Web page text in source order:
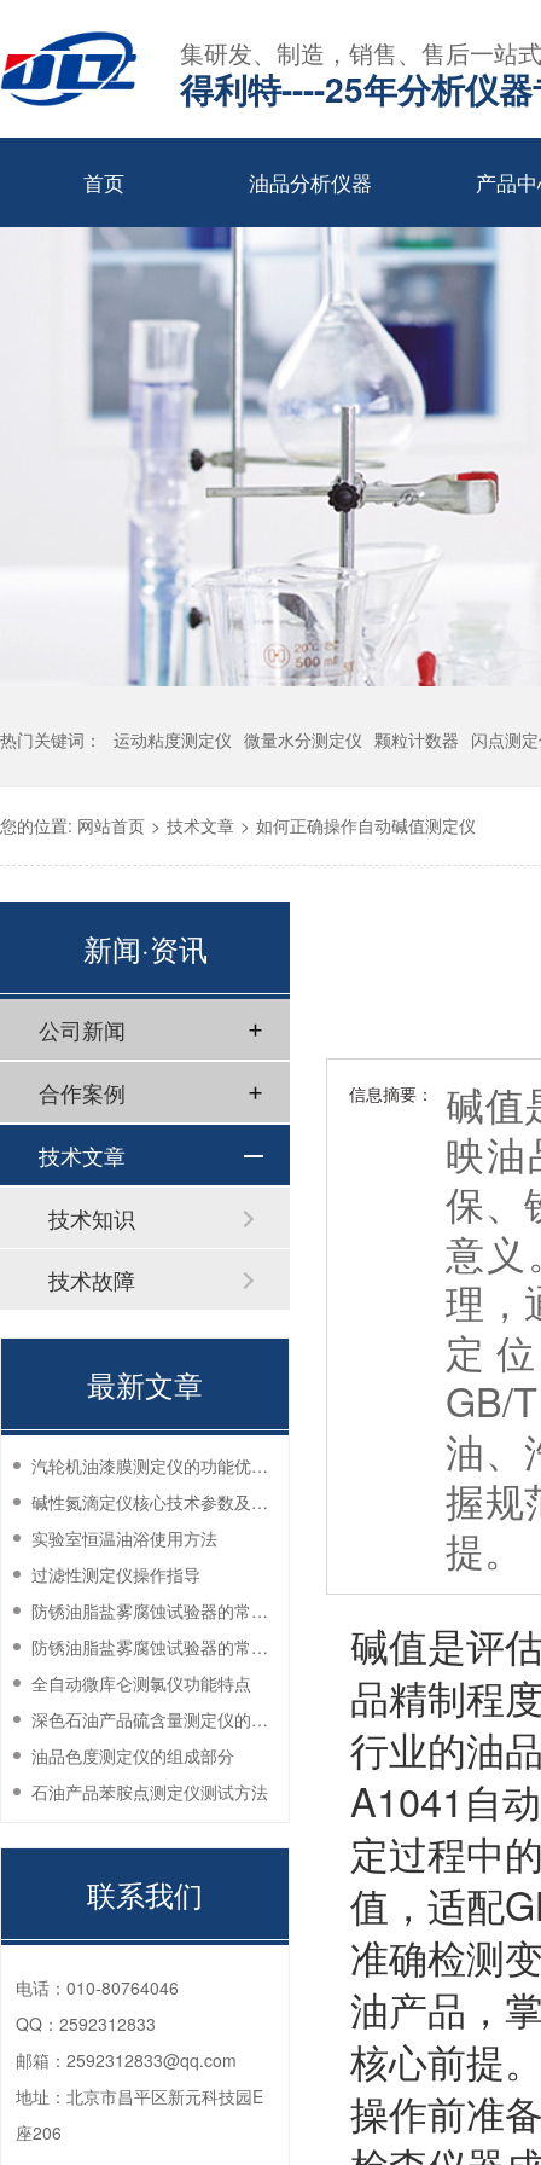
集研发、制造，销售、售后一站
得利特----25年分析仪
首页 油品分析仪器 产品
热门关键词： 运动粘度测定仪 微量水分测定仪 颗粒计数器 闪点测
您的位置: 网站首页 > 技术文章 > 如何正确操作自动碱值测定仪
信息摘要：
碱值
映油
保、
意义
理，
定
GB/
油、
握规
提。
碱值是评
品精制程
行业的油
A1041自
定过程中
值，适配
准确检测
油产品，
核心前提
操作前准
新闻·资讯
公司新闻
合作案例
技术文章
技术知识
技术故障
最新文章
汽轮机油漆膜测定仪的功能优势有哪些？
碱性氮滴定仪核心技术参数及应用说明
实验室恒温油浴使用方法
过滤性测定仪操作指导
防锈油脂盐雾腐蚀试验器的常见故障与解决方法
防锈油脂盐雾腐蚀试验器的常见故障与解决方法
全自动微库仑测氯仪功能特点
深色石油产品硫含量测定仪的工作环境要求
油品色度测定仪的组成部分
石油产品苯胺点测定仪测试方法
联系我们
电话： 010-80764046
QQ： 2592312833
邮箱： 2592312833@qq.com
地址： 北京市昌平区新元科技园E
座206